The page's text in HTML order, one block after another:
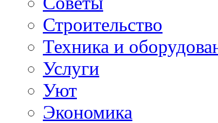
Строительство
Техника и
Услуги
Уют
Экономика